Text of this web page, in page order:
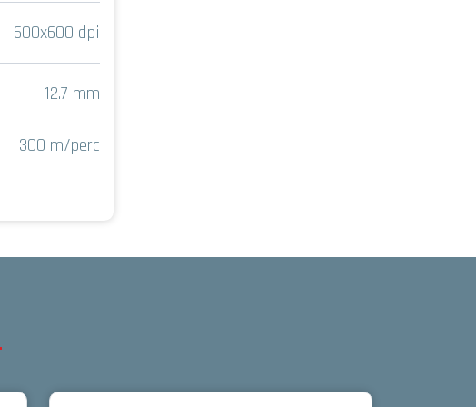
600x600 dpi
12.7 mm
300 m/perc